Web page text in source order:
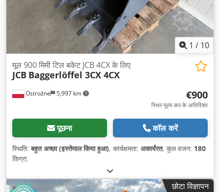
1 / 10
Ostrożne 5,997 km
मूल 900 मिमी टिल बकेट JCB 4CX के लिए
JCB Baggerlöffel 3CX 4CX
€900
स्थिर मूल्य कर के अतिरिक्त
पूछना कॉल करें
स्थिति:बहुत अच्छा (इस्तेमाल किया हुआ), कार्यक्षमता: अकार्यरत, कुल वजन: 180
किग्रा,
छोटा विज्ञापन